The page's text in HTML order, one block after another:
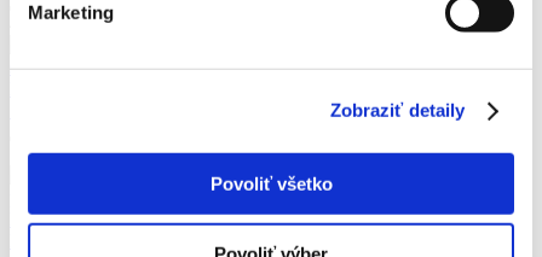
Marketing
Zobraziť detaily
Povoliť všetko
slovník
REČ EMÓCIÍ. Čo sa vám emócie snažia
Karla McLARENOVÁ
REČ EMÓCIÍ. Čo sa vám emócie snažia povedať Karla